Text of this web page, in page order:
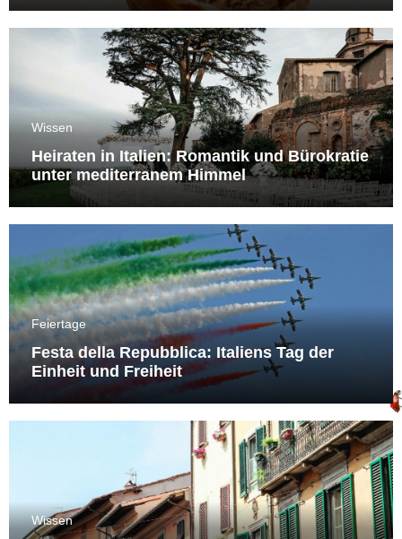
Wissen
Heiraten in Italien: Romantik und Bürokratie
unter mediterranem Himmel
Feiertage
Festa della Repubblica: Italiens Tag der
Einheit und Freiheit
Wissen